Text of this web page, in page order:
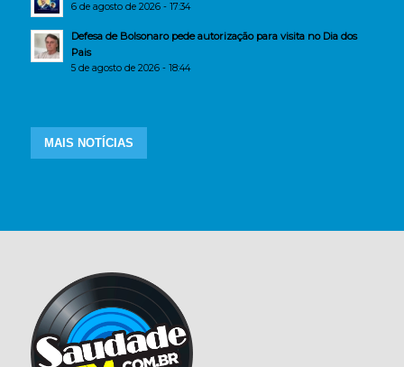
6 de agosto de 2026 - 17:34
Defesa de Bolsonaro pede autorização para visita no Dia dos
Pais
5 de agosto de 2026 - 18:44
MAIS NOTÍCIAS